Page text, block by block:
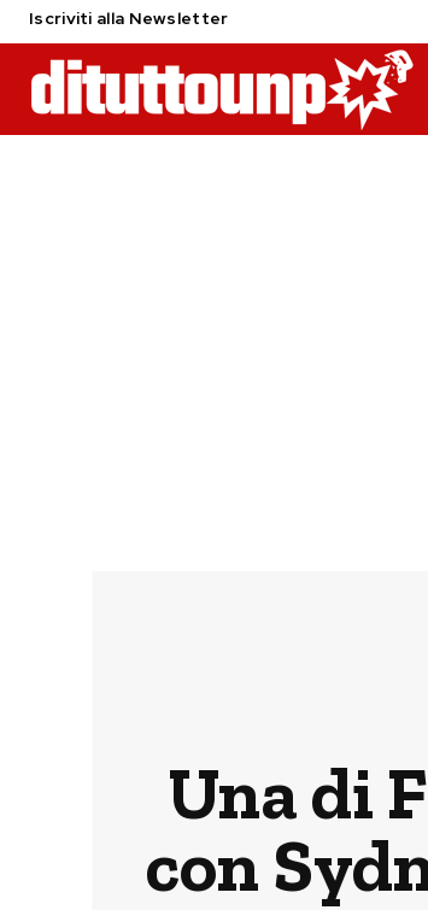
Iscriviti alla Newsletter
Una di
con